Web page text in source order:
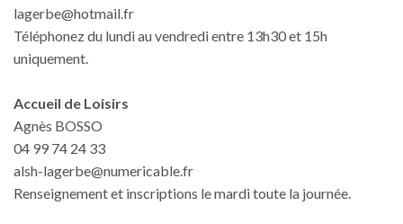
lagerbe@hotmail.fr
Téléphonez du lundi au vendredi entre 13h30 et 15h
uniquement.
Accueil de Loisirs
Agnès BOSSO
04 99 74 24 33
alsh-lagerbe@numericable.fr
Renseignement et inscriptions le mardi toute la journée.